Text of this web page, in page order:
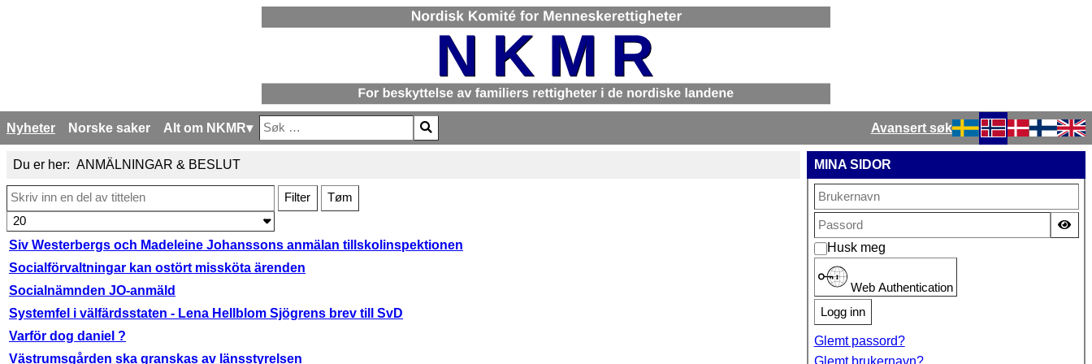
Nyheter Norske saker Alt om NKMR
Søk
Type 2 or more characters for results.
Avansert søk
Velg ditt språk
Du er her: ANMÄLNINGAR & BESLUT
Skriv inn en del av tittelen Filter Tøm
Antall som skal vises:
Tittel
Siv Westerbergs och Madeleine Johanssons anmälan tillskolinspektionen
Socialförvaltningar kan ostört missköta ärenden
Socialnämnden JO-anmäld
Systemfel i välfärdsstaten - Lena Hellblom Sjögrens brev till SvD
Varför dog daniel ?
Västrumsgården ska granskas av länsstyrelsen
MINA SIDOR
Husk meg
Web Authentication
Logg inn
Glemt passord?
Glemt brukernavn?